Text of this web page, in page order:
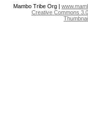
Mambo Tribe Org |
Creative Commons